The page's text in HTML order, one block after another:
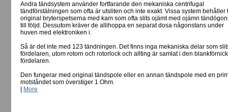
Andra tändsystem använder fortfarande den mekaniska centrifugal
tändförstälningen som ofta är utsliten och inte exakt. Vissa system behåller
original bryterspetserna med kam som ofta slits ojämt med ojämn
till följd. Dessutom kräver de allihoppa en separat dosa någonstans under
huven med elektroniken i.
Så är det inte med 123 tändningen. Det finns inga mekaniska delar som
fördelaren, utom rotorn och rotorlock och allting är samlat i den
fördelaren.
Den fungerar med original tändspole eller en annan tändspole med en
motståndet som överstiger 1 Ohm.
More